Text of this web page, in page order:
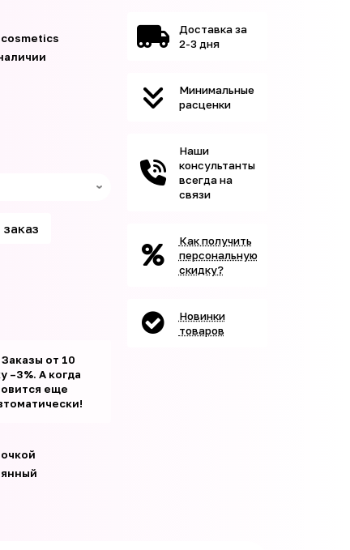
cosmetics
от 10
–3%. А когда
еще
Доставка за
2-3 дня
Минимальные
расценки
Наши
консультанты
всегда на
связи
Как получить
персональную
скидку?
Новинки
товаров